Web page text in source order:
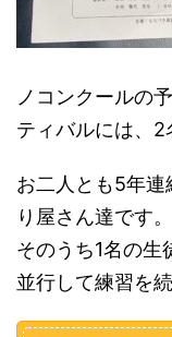
ノコンクールの
ティバルには、2
お二人とも5年
り屋さん達です。
そのうち1名の生
並行して練習を